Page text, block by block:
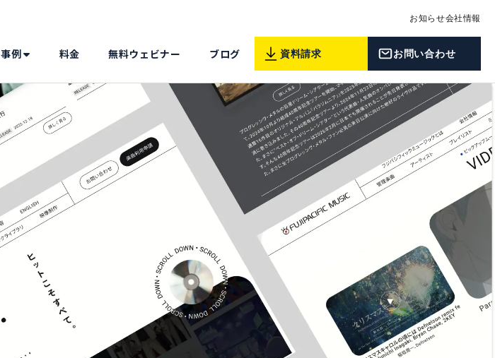
お知らせ会社情報
事例 料金 無料ウェビナー ブログ 資料請求 お問い合わせ